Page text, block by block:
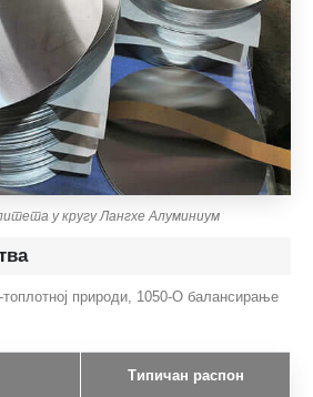
у кругу Лангхе Алуминиум
топлотној природи, 1050-О балансирање
Типичан распон